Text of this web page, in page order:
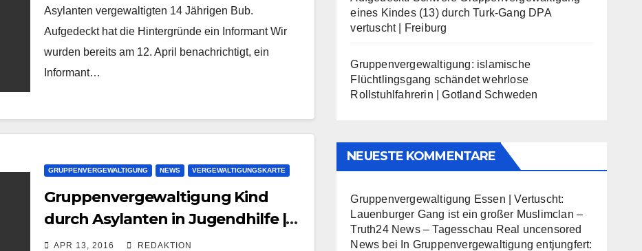
Asylanten vergewaltigten 14 Jährigen Bub.
Aufgedeckt hat die Hintergründe ein Informant Wir
wurden bereits am 12. April benachrichtigt, ein
Informant…
GRUPPENVERGEWALTIGUNG NEWS VERGEWALTIGUNGSKARTE
Gruppenvergewaltigung Kind
durch Asylanten in Jugendhilfe |
Polizei Solingen vertuscht
APR 13, 2016 REDAKTION
eines Kindes (13) durch Turk-Gang DPA
vertuscht | Freiburg
Gruppenvergewaltigung: islamische
Flüchtlingsgang schändet wehrlose
Rollstuhlfahrerin | Gotland Schweden
NEUESTE KOMMENTARE
Gruppenvergewaltigung Essen | Vertuscht:
Lauenburger Gang ist ein großer Muslimclan –
Truth24 News – Tagesschau Real uncensored
News bei In Gruppenvergewaltigung entjungfert: